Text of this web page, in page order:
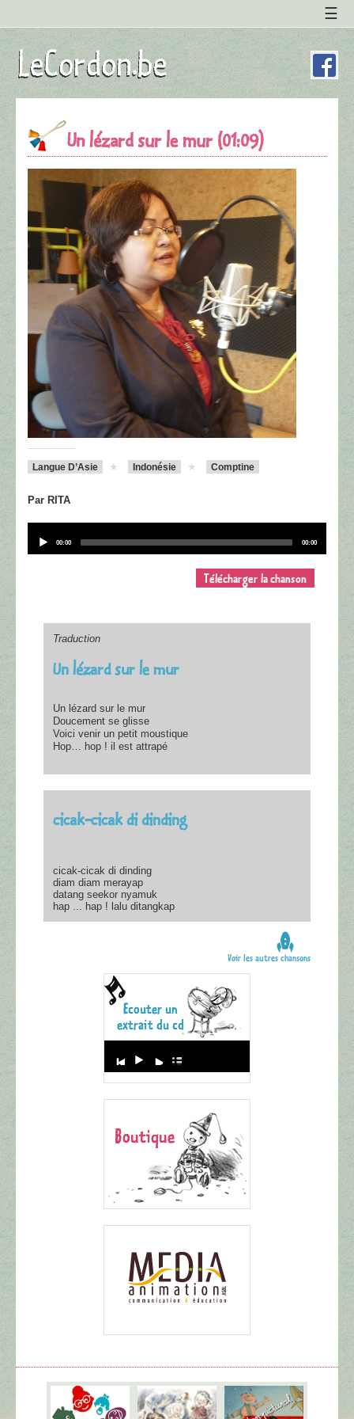
Un lézard sur le mur (01:09)
Langue D’Asie Indonésie Comptine
Par RITA
Player
Current
00:00 Total
00:00
Télécharger la chanson
Traduction
Un lézard sur le mur
Un lézard sur le mur
Doucement se glisse
Voici venir un petit moustique
Hop… hop ! il est attrapé
cicak-cicak di dinding
cicak-cicak di dinding
diam diam merayap
datang seekor nyamuk
hap ... hap ! lalu ditangkap
Voir les autres chansons
Player